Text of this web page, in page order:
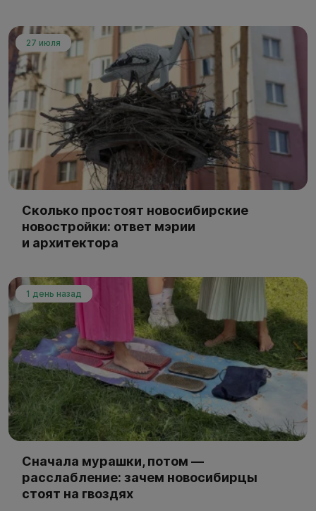
27 июля
Сколько простоят новосибирские
новостройки: ответ мэрии
и архитектора
1 день назад
Сначала мурашки, потом —
расслабление: зачем новосибирцы
стоят на гвоздях